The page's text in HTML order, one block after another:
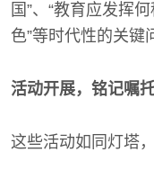
国”、“教育应发挥
色”等时代性的关键
活动开展，铭记嘱
这些活动如同灯塔